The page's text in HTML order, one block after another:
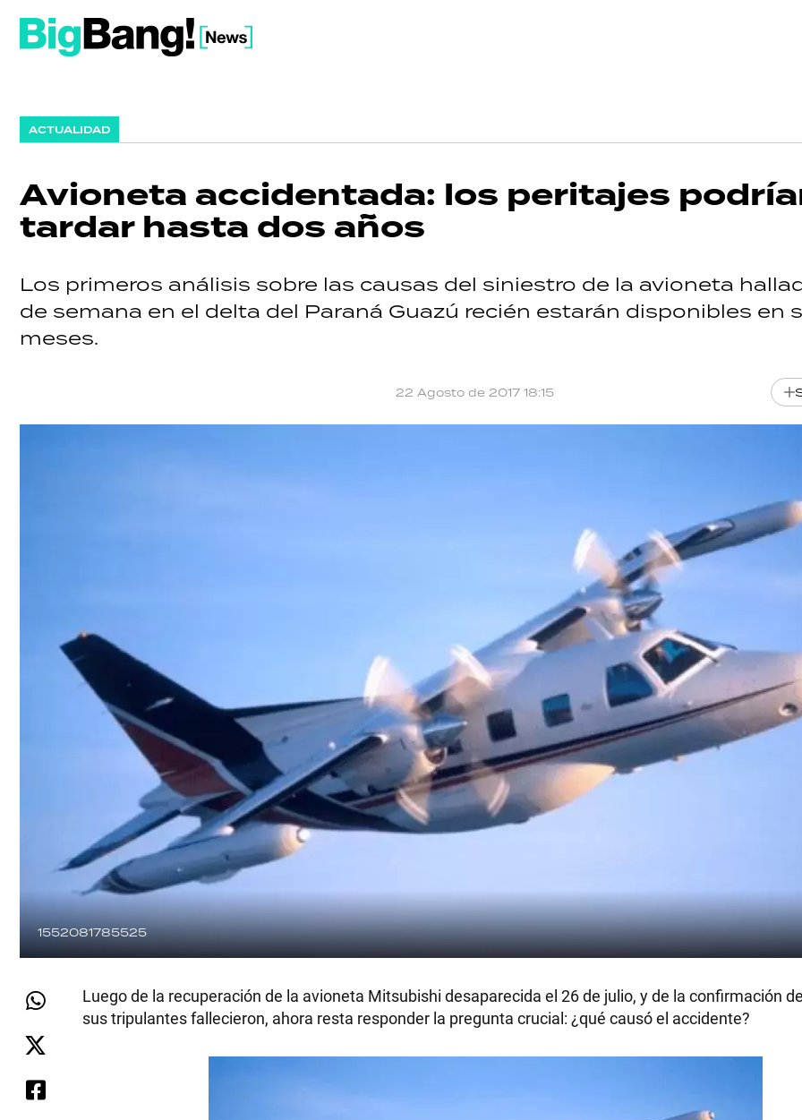
ACTUALIDAD
Avioneta accidentada: los peritajes
tardar hasta dos años
Los primeros análisis sobre las causas del siniestro de la avioneta
de semana en el delta del Paraná Guazú recién estarán disponibles en
meses.
22 Agosto de 2017 18:15
1552081785525
Luego de la recuperación de la avioneta Mitsubishi desaparecida el 26 de julio, y de la confirmación
sus tripulantes fallecieron, ahora resta responder la pregunta crucial: ¿qué causó el accidente?